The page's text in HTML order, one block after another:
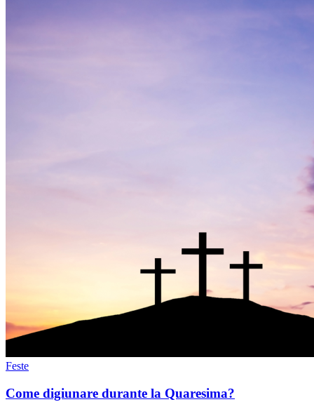
Feste
Come digiunare durante la Quaresima?